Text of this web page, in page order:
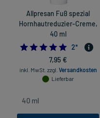
Allpresan Fuß spezial
Hornhautreduzier-Creme,
40 ml
5.0
2*
7,95 €
inkl. MwSt. zzgl. Versandkosten
Lieferbar